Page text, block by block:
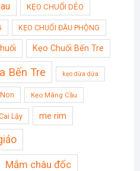
KẸO CHUỐI DẺO
KẸO CHUỐI ĐẬU PHỘNG
Kẹo Chuối Bến Tre
Bến Tre kẹo dừa dứa
Kẹo Mãng Cầu
Lậy me rim
Mắm châu đốc